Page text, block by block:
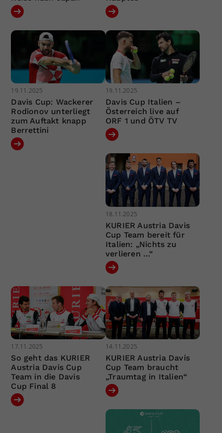
19.11.2025
Davis Cup: Wackerer
Rodionov unterliegt
zum Auftakt knapp
Berrettini
19.11.2025
Davis Cup Italien –
Österreich live auf
ORF 1 und ÖTV TV
18.11.2025
KURIER Austria Davis
Cup Team bereit für
Italien: „Nichts zu
verlieren …“
17.11.2025
So geht das KURIER
Austria Davis Cup
Team in die Davis
Cup Final 8
14.11.2025
KURIER Austria Davis
Cup Team braucht
„Traumtag in Italien“